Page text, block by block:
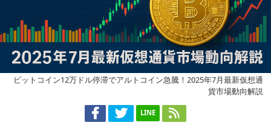
ビットコイン12万ドル停滞でアルトコイン急騰！2025年7月最新仮想通
貨市場動向解説
LINE